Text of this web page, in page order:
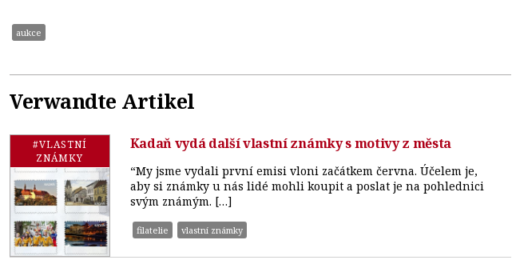
aukce
Verwandte Artikel
#VLASTNÍ
ZNÁMKY
Kadaň vydá další vlastní známky s motivy z města
“My jsme vydali první emisi vloni začátkem června. Účelem je,
aby si známky u nás lidé mohli koupit a poslat je na pohlednici
svým známým. […]
filatelie vlastní známky